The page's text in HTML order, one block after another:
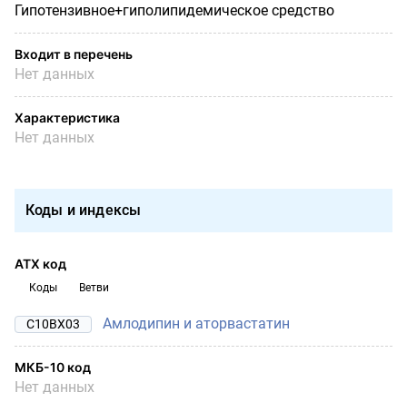
Гипотензивное+гиполипидемическое средство
Входит в перечень
Нет данных
Характеристика
Нет данных
Коды и индексы
АТХ код
Коды Ветви
C10BX03 Амлодипин и аторвастатин
МКБ-10 код
Нет данных